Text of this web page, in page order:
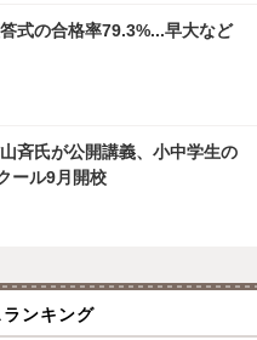
式の合格率79.3%...早大など
斉氏が公開講義、小中学生の
ール9月開校
ンキング